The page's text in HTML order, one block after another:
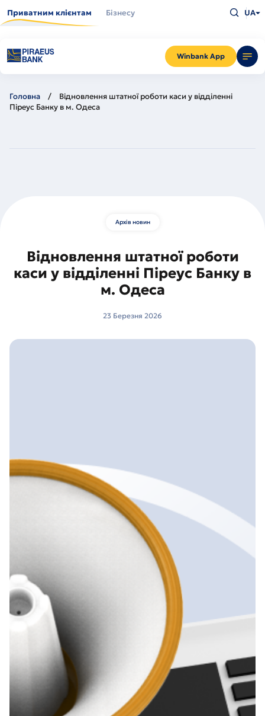
до
основного
Приватним клієнтам Бізнесу
Winbank App
що
Enter
UA
Головна
Відновлення штатної роботи каси у відділенні
Піреус Банку в м. Одеса
Архів новин
Відновлення штатної роботи
каси у відділенні Піреус Банку в
м. Одеса
23 Березня 2026